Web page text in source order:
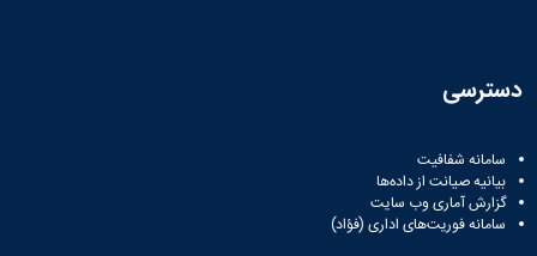
دسترسی
سامانه شفافیت
بیانیه صیانت از داده‌ها
گزارش آماری وب‌ سایت
سامانه فوریت‌های اداری (فؤاد)